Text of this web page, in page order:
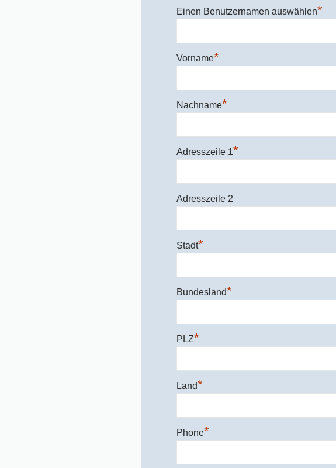
Einen Benutzernamen auswählen*
Vorname*
Nachname*
Adresszeile 1*
Adresszeile 2
Stadt*
Bundesland*
PLZ*
Land*
Phone*